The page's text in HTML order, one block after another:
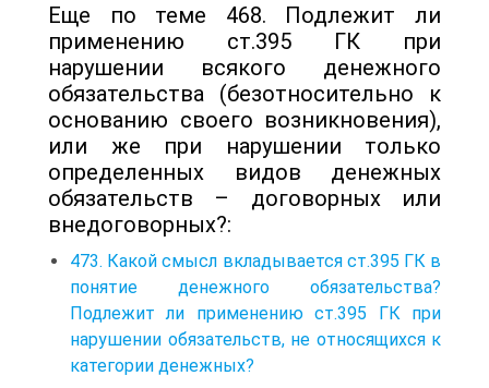
Еще по теме 468. Подлежит ли
применению ст.395 ГК при
нарушении всякого денежного
обязательства (безотносительно к
основанию своего возникновения),
или же при нарушении только
определенных видов денежных
обязательств – договорных или
внедоговорных?:
473. Какой смысл вкладывается ст.395 ГК в
понятие денежного обязательства?
Подлежит ли применению ст.395 ГК при
нарушении обязательств, не относящихся к
категории денежных?